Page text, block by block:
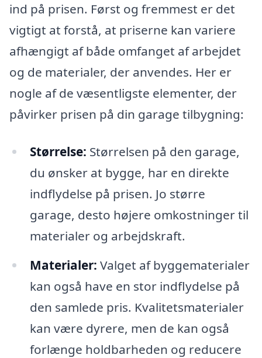
ind på prisen. Først og fremmest er det
vigtigt at forstå, at priserne kan variere
afhængigt af både omfanget af arbejdet
og de materialer, der anvendes. Her er
nogle af de væsentligste elementer, der
påvirker prisen på din garage tilbygning:
Størrelse: Størrelsen på den garage,
du ønsker at bygge, har en direkte
indflydelse på prisen. Jo større
garage, desto højere omkostninger til
materialer og arbejdskraft.
Materialer: Valget af byggematerialer
kan også have en stor indflydelse på
den samlede pris. Kvalitetsmaterialer
kan være dyrere, men de kan også
forlænge holdbarheden og reducere